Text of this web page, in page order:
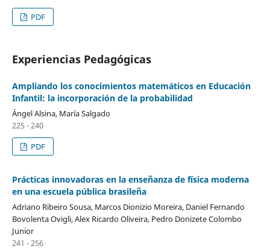
PDF
Experiencias Pedagógicas
Ampliando los conocimientos matemáticos en Educación
Infantil: la incorporación de la probabilidad
Ángel Alsina, María Salgado
225 - 240
PDF
Prácticas innovadoras en la enseñanza de física moderna
en una escuela pública brasileña
Adriano Ribeiro Sousa, Marcos Dionizio Moreira, Daniel Fernando
Bovolenta Ovigli, Alex Ricardo Oliveira, Pedro Donizete Colombo
Junior
241 - 256